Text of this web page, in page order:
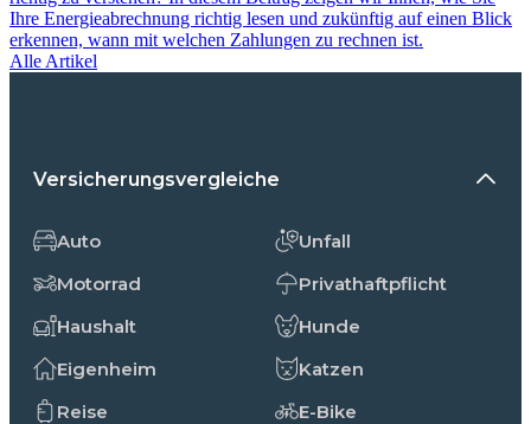
Ihre Energieabrechnung richtig lesen und zukünftig auf einen Blick
erkennen, wann mit welchen Zahlungen zu rechnen ist.
Alle Artikel
Versicherungsvergleiche
Auto
Motorrad
Haushalt
Eigenheim
Reise
Unfall
Privathaftpflicht
Hunde
Katzen
E-Bike